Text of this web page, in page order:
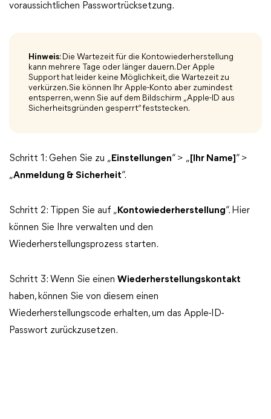
voraussichtlichen Passwortrücksetzung.
Hinweis: Die Wartezeit für die Kontowiederherstellung
kann mehrere Tage oder länger dauern. Der Apple
Support hat leider keine Möglichkeit, die Wartezeit zu
verkürzen. Sie können Ihr Apple-Konto aber zumindest
entsperren, wenn Sie auf dem Bildschirm „Apple-ID aus
Sicherheitsgründen gesperrt“ feststecken.
Schritt 1: Gehen Sie zu „ Einstellungen“ > „ [Ihr Name] “ >
„Anmeldung & Sicherheit“.
Schritt 2: Tippen Sie auf „ Kontowiederherstellung“. Hier
können Sie Ihre verwalten und den
Wiederherstellungsprozess starten.
Schritt 3: Wenn Sie einen Wiederherstellungskontakt
haben, können Sie von diesem einen
Wiederherstellungscode erhalten, um das Apple-ID-
Passwort zurückzusetzen.